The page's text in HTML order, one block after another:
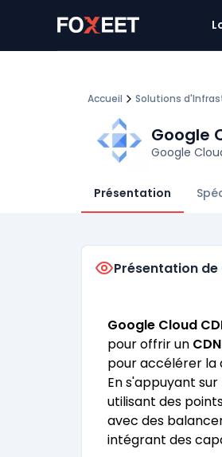
Accueil Solutions
Google
Google
Présentation
Présentation de
Google Cloud
pour offrir un
pour accélérer la
En s'appuyant
utilisant des
avec des
intégrant des